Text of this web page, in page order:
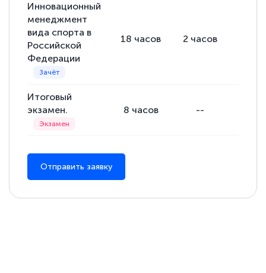
Инновационный
менеджмент
вида спорта в
Российской
Федерации
18 часов 2 часов
Итоговый
экзамен.
8 часов --
Отправить заявку